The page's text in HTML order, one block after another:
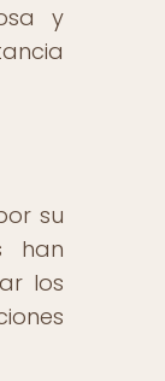
y
su
han
los